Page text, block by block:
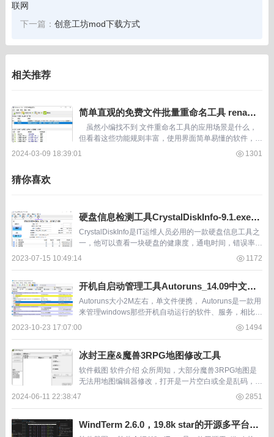
联网
下一篇： 创意工坊mod下载方式
相关推荐
简单直观的免费文件批量重命名工具 rename
r 7.5
虽然小编找不到 文件重命名工具的应用场景是什么，
但看着这些功能规则丰富，使用界面简单易懂的软件，还
是忍不住给开发软件的作者点赞。 &n...
2024-03-09 18:39:01 1301
猜你喜欢
硬盘信息检测工具CrystalDiskInfo-9.1.exe单
文件绿色版
CrystalDiskInfo是IT运维人员必用的一款硬盘信息工具之
一，他可以查看一块硬盘的健康度，通电时间，错误率，
通电次数等信息。对于二手旧硬盘来说，使用CrystalDis
2023-07-15 10:49:14 1172
开机自启动管理工具Autoruns_14.09中文便
携版，开机自动运行软件直观管理
Autoruns大小2M左右，单文件便携， Autoruns是一款用
来管理windows那些开机自动运行的软件、服务，相比wi
ndows自带的msconfig命令， Autoruns的呈现更加直观
2023-10-23 17:07:00 1494
冰封王座&魔兽3RPG地图修改工具
软件截图 软件介绍 众所周知，大部分魔兽3RPG地图是
无法用地图编辑器修改，打开是一片空白或全是乱码，修
改之后游戏就无法开始了。 所以修改 魔兽3RPG地图需
2024-06-11 22:38:47 2851
WindTerm 2.6.0，19.8k star的开源多平台ss